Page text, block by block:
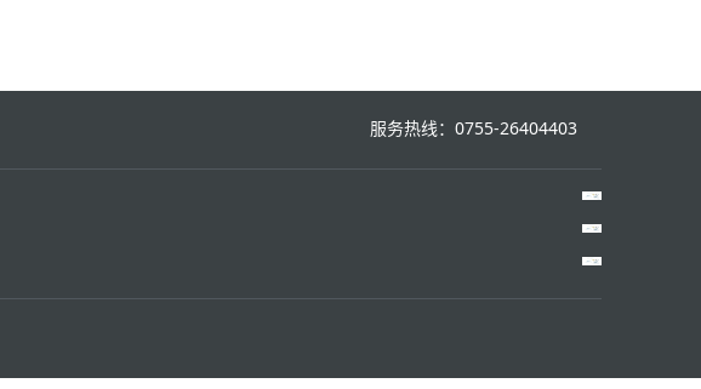
服务热线：0755-26404403